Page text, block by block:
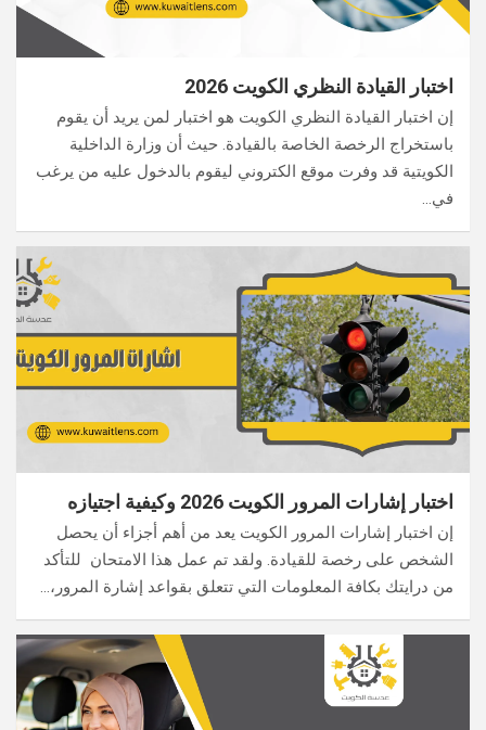
اختبار القيادة النظري الكويت 2026
إن اختبار القيادة النظري الكويت هو اختبار لمن يريد أن يقوم
باستخراج الرخصة الخاصة بالقيادة. حيث أن وزارة الداخلية
الكويتية قد وفرت موقع الكتروني ليقوم بالدخول عليه من يرغب
في…
اختبار إشارات المرور الكويت 2026 وكيفية اجتيازه
إن اختبار إشارات المرور الكويت يعد من أهم أجزاء أن يحصل
الشخص على رخصة للقيادة. ولقد تم عمل هذا الامتحان للتأكد
من درايتك بكافة المعلومات التي تتعلق بقواعد إشارة المرور،…